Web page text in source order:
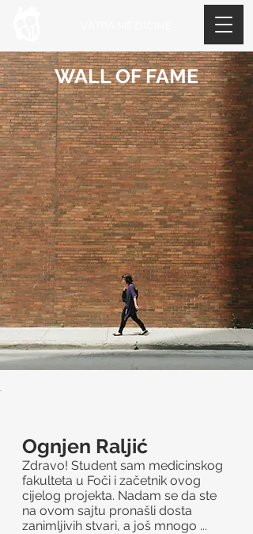
WALL OF FAME
Zdravo! Student sam medicinskog
fakulteta u Foči i začetnik ovog
cijelog projekta. Nadam se da ste
na ovom sajtu pronašli dosta
zanimljivih stvari, a još mnogo ...
Ognjen Raljić